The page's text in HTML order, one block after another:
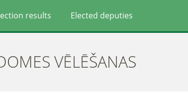
results Elected deputies
VĒLĒŠANAS